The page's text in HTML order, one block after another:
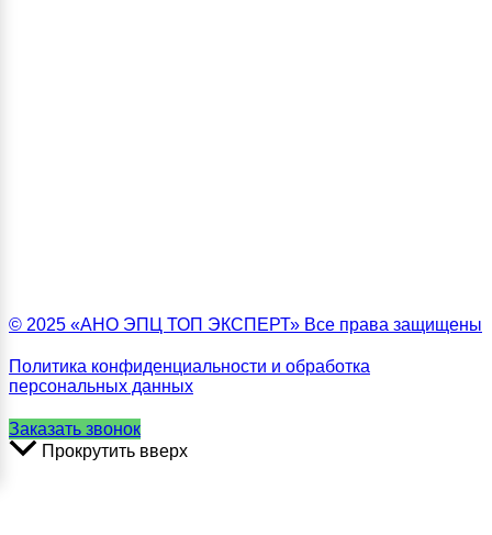
© 2025 «АНО ЭПЦ ТОП ЭКСПЕРТ» Все права защищены
Политика конфиденциальности и обработка
персональных данных
Заказать звонок
Прокрутить вверх